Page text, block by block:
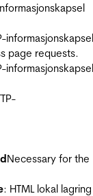
informasjonskapsel
page requests.
informasjonskapsel
Necessary for the
: HTML lokal lagring